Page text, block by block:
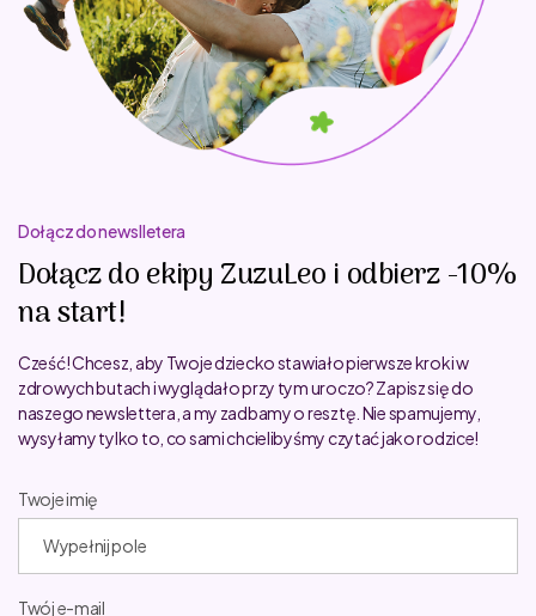
Dołącz do newslletera
Dołącz do ekipy ZuzuLeo i odbierz -10%
na start!
Cześć! Chcesz, aby Twoje dziecko stawiało pierwsze kroki w
zdrowych butach i wyglądało przy tym uroczo? Zapisz się do
naszego newslettera, a my zadbamy o resztę. Nie spamujemy,
wysyłamy tylko to, co sami chcielibyśmy czytać jako rodzice!
Twoje imię
Twój e-mail